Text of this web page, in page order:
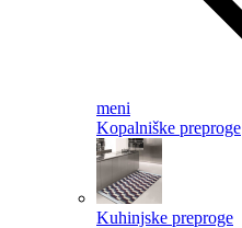
meni
Kopalniške preproge
Kuhinjske preproge